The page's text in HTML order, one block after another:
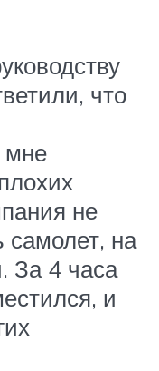
что
мне
не
самолет, на
За 4 часа
и